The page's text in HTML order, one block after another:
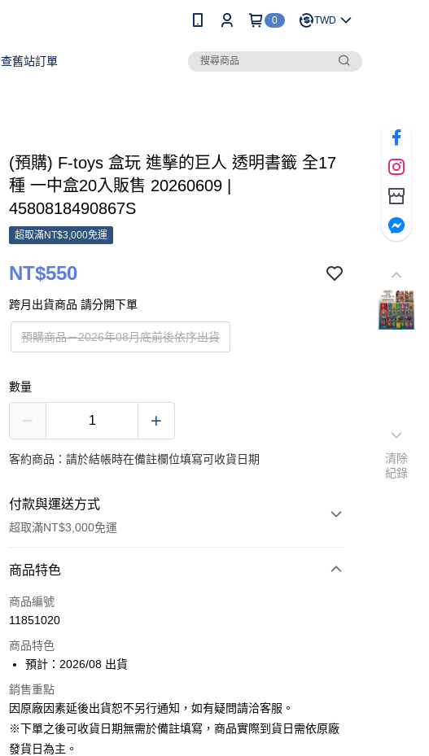
0 TWD
查舊站訂單
(預購) F-toys 盒玩 進擊的巨人 透明書籤 全17
種 一中盒20入販售 20260609 |
4580818490867S
超取滿NT$3,000免運
NT$550
跨月出貨商品 請分開下單
預購商品－2026年08月底前後依序出貨
數量
客約商品：請於結帳時在備註欄位填寫可收貨日期
付款與運送方式
超取滿NT$3,000免運
付款方式
超商取貨付款
ATM付款
運送方式
預購-全家取貨付款(舊)
商品特色
商品編號
11851020
商品特色
預計：2026/08 出貨
銷售重點
因原廠因素延後出貨恕不另行通知，如有疑問請洽客服。
※下單之後可收貨日期無需於備註填寫，商品實際到貨日需依原廠
發貨日為主。
清除
紀錄